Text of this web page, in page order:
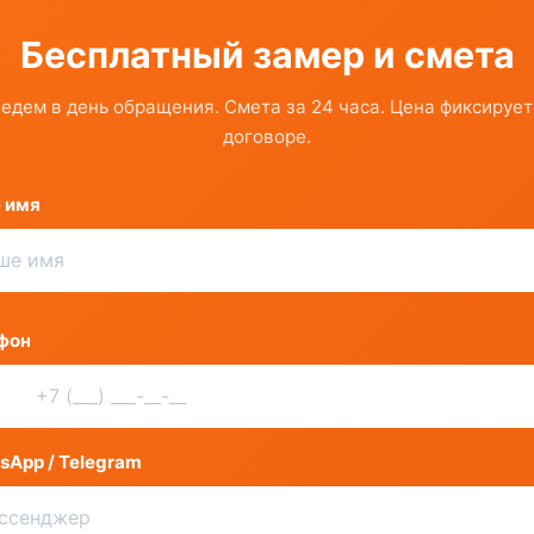
Бесплатный замер и смета
в день обращения. Смета за 24 часа. Цена
договоре.
имя
/ Telegram